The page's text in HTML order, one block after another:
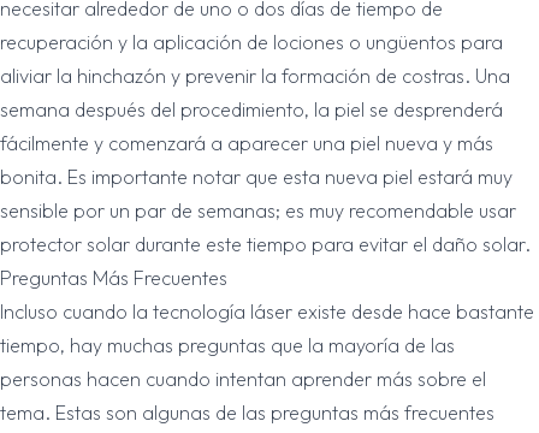
necesitar alrededor de uno o dos días de tiempo de
recuperación y la aplicación de lociones o ungüentos para
aliviar la hinchazón y prevenir la formación de costras. Una
semana después del procedimiento, la piel se desprenderá
fácilmente y comenzará a aparecer una piel nueva y más
bonita. Es importante notar que esta nueva piel estará muy
sensible por un par de semanas; es muy recomendable usar
protector solar durante este tiempo para evitar el daño solar.
Preguntas Más Frecuentes
Incluso cuando la tecnología láser existe desde hace bastante
tiempo, hay muchas preguntas que la mayoría de las
personas hacen cuando intentan aprender más sobre el
tema. Estas son algunas de las preguntas más frecuentes